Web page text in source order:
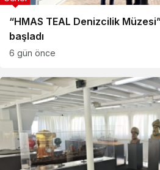
“HMAS TEAL Denizcilik
başladı
6 gün önce